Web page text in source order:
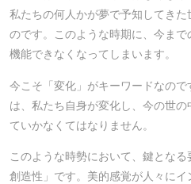
私たちの何人かが夢で予知してき
のです。このような時期に、今ま
機能できなくなってしまいます。
今こそ「変化」がキーワードなの
は、私たち自身が変化し、今の世
ていかなくてはなりません。
このような時勢において、鍵とな
創造性」です。美的感覚が人々に